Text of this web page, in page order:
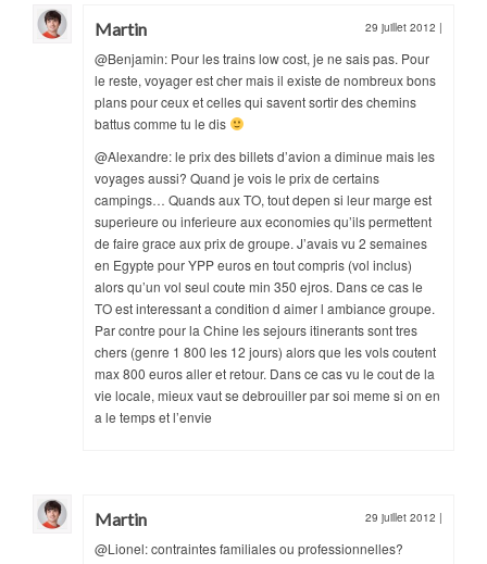
Martin 29 juillet 2012 |
@Benjamin: Pour les trains low cost, je ne sais pas. Pour
le reste, voyager est cher mais il existe de nombreux bons
plans pour ceux et celles qui savent sortir des chemins
battus comme tu le dis
@Alexandre: le prix des billets d’avion a diminue mais les
voyages aussi? Quand je vois le prix de certains
campings… Quands aux TO, tout depen si leur marge est
superieure ou inferieure aux economies qu’ils permettent
de faire grace aux prix de groupe. J’avais vu 2 semaines
en Egypte pour YPP euros en tout compris (vol inclus)
alors qu’un vol seul coute min 350 ejros. Dans ce cas le
TO est interessant a condition d aimer l ambiance groupe.
Par contre pour la Chine les sejours itinerants sont tres
chers (genre 1 800 les 12 jours) alors que les vols coutent
max 800 euros aller et retour. Dans ce cas vu le cout de la
vie locale, mieux vaut se debrouiller par soi meme si on en
a le temps et l’envie
Martin 29 juillet 2012 |
@Lionel: contraintes familiales ou professionnelles?